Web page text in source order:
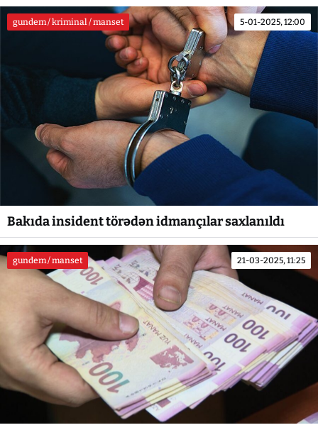
gundem / kriminal / manset 5-01-2025, 12:00
Bakıda insident törədən idmançılar saxlanıldı
gundem / manset 21-03-2025, 11:25